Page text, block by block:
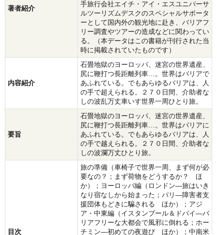
著者紹介
手旅行会社エイチ・アイ・エスユニバーサ
ルツーリズムデスクのスペシャルサポータ
ーとして国内外の観光地に赴き、バリアフ
リー調査やツアーの造成などに関わってい
る。（本データはこの書籍が刊行された当
時に掲載されていたものです）
内容紹介
石畳地獄のヨーロッパ、迷宮の世界遺産、
尻に鞭打つ長距離列車…。世界はバリアで
あふれている。でもあらゆるバリアは、人
の手で超えられる。２７０日間、介助者な
しの波乱万丈車いす世界一周ひとり旅。
要旨
石畳地獄のヨーロッパ、迷宮の世界遺産、
尻に鞭打つ長距離列車…。世界はバリアに
あふれている。でもあらゆるバリアは、人
の手で越えられる。２７０日間、介助者な
しの波瀾万丈ひとり旅。
目次
旅の準備（車椅子で世界一周、まず何が必
要なの？；まず荷物をどうするか？ ほ
か）；ヨーロッパ編（ロンドン―旅はいき
なり宿なしから始まった；パリ―障害者支
援団体もどきに騙される ほか）；アジ
ア・中東編（イスタンブール＆ドバイ―バ
リアフリーな大都会で風邪に倒れる；ホー
チミン―初めての夜遊び ほか）；中南米